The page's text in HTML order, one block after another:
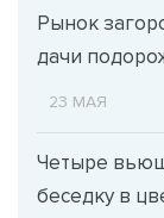
Рынок
дачи
23 МАЯ
Четыре
беседку в